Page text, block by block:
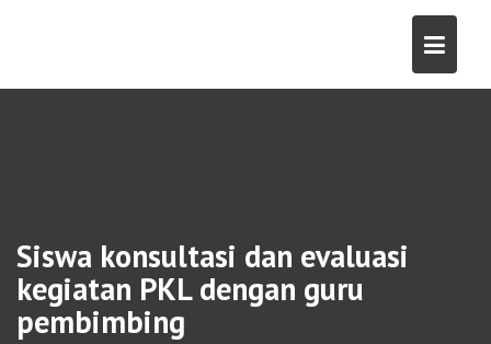
Siswa konsultasi dan evaluasi
kegiatan PKL dengan guru
pembimbing